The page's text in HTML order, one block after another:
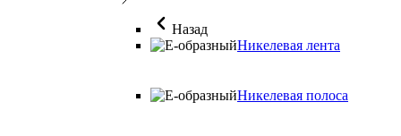
Назад
Никелевая лента
Никелевая полоса